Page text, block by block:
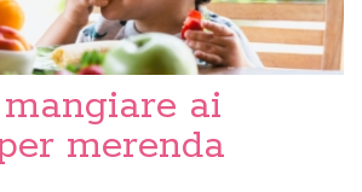
ai
merenda